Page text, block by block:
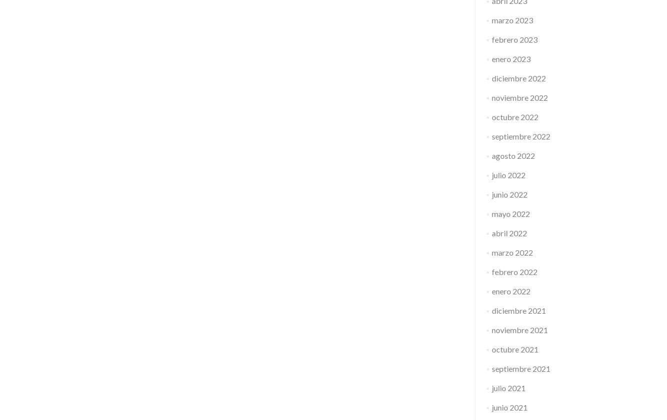
marzo 2023
febrero 2023
enero 2023
diciembre 2022
noviembre 2022
octubre 2022
septiembre 2022
agosto 2022
julio 2022
junio 2022
mayo 2022
abril 2022
marzo 2022
febrero 2022
enero 2022
diciembre 2021
noviembre 2021
octubre 2021
septiembre 2021
julio 2021
junio 2021